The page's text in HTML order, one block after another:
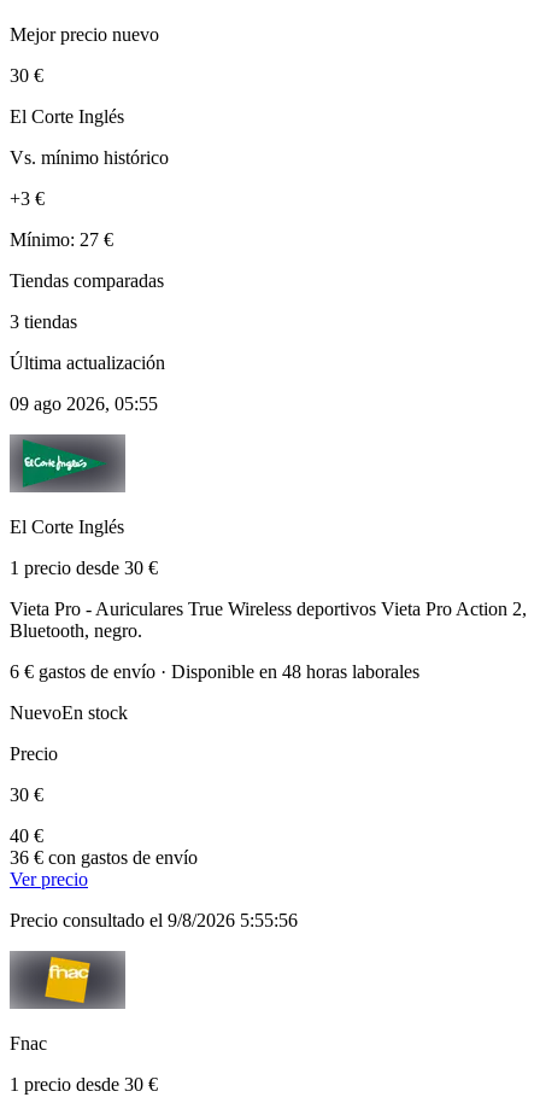
Mejor precio nuevo
30 €
El Corte Inglés
Vs. mínimo histórico
+3 €
Mínimo: 27 €
Tiendas comparadas
3 tiendas
Última actualización
09 ago 2026, 05:55
El Corte Inglés
1 precio desde 30 €
Vieta Pro - Auriculares True Wireless deportivos Vieta Pro Action 2,
Bluetooth, negro.
6 € gastos de envío · Disponible en 48 horas laborales
NuevoEn stock
Precio
30 €
40 €
36 € con gastos de envío
Ver precio
Precio consultado el 9/8/2026 5:55:56
Fnac
1 precio desde 30 €